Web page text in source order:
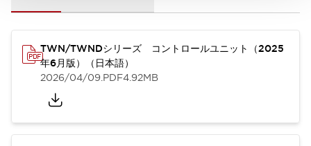
TWN/TWNDシリーズ コントロールユニット（2025
年6月版）（日本語）
2026/04/09.PDF4.92MB